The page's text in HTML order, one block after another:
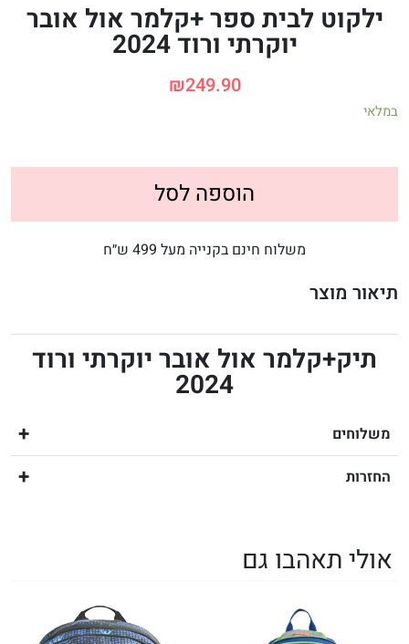
ילקוט לבית ספר +קלמר אול אובר
יוקרתי ורוד 2024
₪249.90
במלאי
הוספה לסל
משלוח חינם בקנייה מעל 499 ש״ח
תיאור מוצר
תיק+קלמר אול אובר יוקרתי ורוד
2024
משלוחים
החזרות
אולי תאהבו גם